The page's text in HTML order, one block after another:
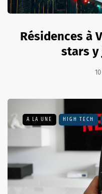
Résidences à
stars y
A LA UNE HIGH TECH